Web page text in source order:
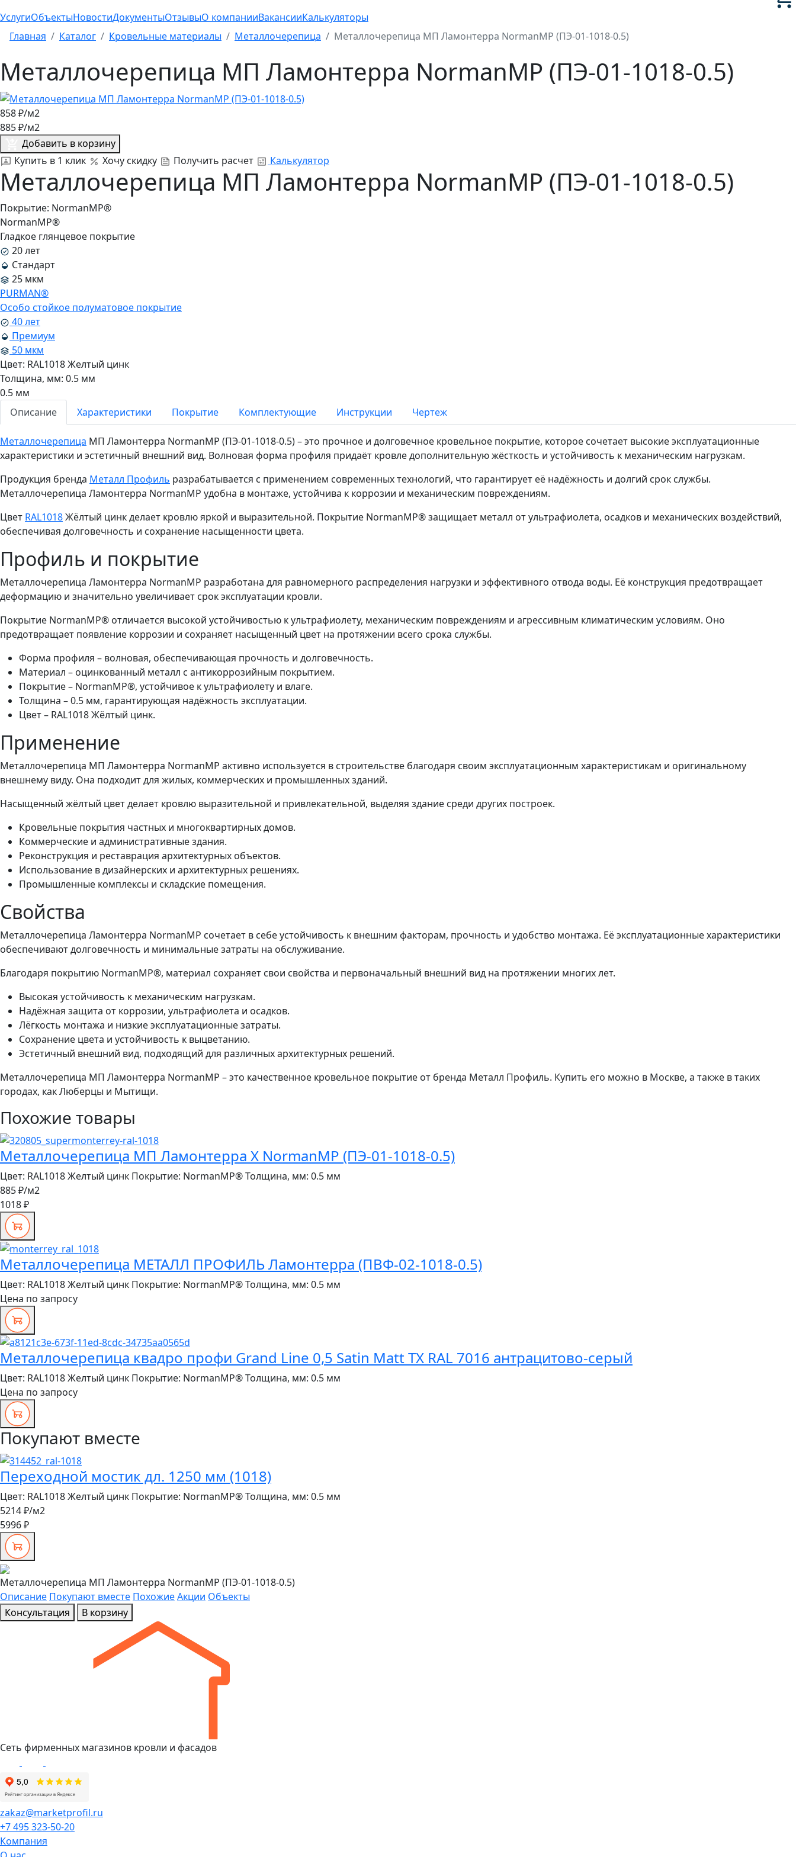
УслугиОбъектыНовостиДокументыОтзывыО компанииВакансииКалькуляторы
Главная
Каталог Кровельные материалы Металлочерепица Металлочерепица МП Ламонтерра NormanMP (ПЭ-01-1018-0.5)
Металлочерепица МП Ламонтерра NormanMP (ПЭ-01-1018-0.5)
858₽/м2
885₽/м2
Добавить в корзину
Купить в 1 клик
Хочу скидку Получить расчет Калькулятор
Металлочерепица МП Ламонтерра NormanMP (ПЭ-01-1018-0.5)
Покрытие: NormanMP®
NormanMP®
Гладкое глянцевое покрытие
20 лет
Стандарт
25 мкм
PURMAN®
Особо стойкое полуматовое покрытие
40 лет
Премиум
50 мкм
Цвет: RAL1018 Желтый цинк
Толщина, мм: 0.5 мм
0.5 мм
Описание
Характеристики Покрытие Комплектующие Инструкции Чертеж
Металлочерепица МП Ламонтерра NormanMP (ПЭ-01-1018-0.5) – это прочное и долговечное кровельное покрытие, которое сочетает высокие эксплуатационные
характеристики и эстетичный внешний вид. Волновая форма профиля придаёт кровле дополнительную жёсткость и устойчивость к механическим нагрузкам.
Продукция бренда Металл Профиль разрабатывается с применением современных технологий, что гарантирует её надёжность и долгий срок службы.
Металлочерепица Ламонтерра NormanMP удобна в монтаже, устойчива к коррозии и механическим повреждениям.
Цвет RAL1018Жёлтый цинк делает кровлю яркой и выразительной. Покрытие NormanMP® защищает металл от ультрафиолета, осадков и механических воздействий,
обеспечивая долговечность и сохранение насыщенности цвета.
Профиль и покрытие
Металлочерепица Ламонтерра NormanMP разработана для равномерного распределения нагрузки и эффективного отвода воды. Её конструкция предотвращает
деформацию и значительно увеличивает срок эксплуатации кровли.
Покрытие NormanMP® отличается высокой устойчивостью к ультрафиолету, механическим повреждениям и агрессивным климатическим условиям. Оно
предотвращает появление коррозии и сохраняет насыщенный цвет на протяжении всего срока службы.
Форма профиля – волновая, обеспечивающая прочность и долговечность.
Материал – оцинкованный металл с антикоррозийным покрытием.
Покрытие – NormanMP®, устойчивое к ультрафиолету и влаге.
Толщина – 0.5 мм, гарантирующая надёжность эксплуатации.
Цвет – RAL1018 Жёлтый цинк.
Применение
Металлочерепица МП Ламонтерра NormanMP активно используется в строительстве благодаря своим эксплуатационным характеристикам и оригинальному
внешнему виду. Она подходит для жилых, коммерческих и промышленных зданий.
Насыщенный жёлтый цвет делает кровлю выразительной и привлекательной, выделяя здание среди других построек.
Кровельные покрытия частных и многоквартирных домов.
Коммерческие и административные здания.
Реконструкция и реставрация архитектурных объектов.
Использование в дизайнерских и архитектурных решениях.
Промышленные комплексы и складские помещения.
Свойства
Металлочерепица Ламонтерра NormanMP сочетает в себе устойчивость к внешним факторам, прочность и удобство монтажа. Её эксплуатационные характеристики
обеспечивают долговечность и минимальные затраты на обслуживание.
Благодаря покрытию NormanMP®, материал сохраняет свои свойства и первоначальный внешний вид на протяжении многих лет.
Высокая устойчивость к механическим нагрузкам.
Надёжная защита от коррозии, ультрафиолета и осадков.
Лёгкость монтажа и низкие эксплуатационные затраты.
Сохранение цвета и устойчивость к выцветанию.
Эстетичный внешний вид, подходящий для различных архитектурных решений.
Металлочерепица МП Ламонтерра NormanMP – это качественное кровельное покрытие от бренда Металл Профиль. Купить его можно в Москве, а также в таких
городах, как Люберцы и Мытищи.
Похожие товары
Металлочерепица МП Ламонтерра X NormanMP (ПЭ-01-1018-0.5)
Цвет: RAL1018 Желтый цинк Покрытие: NormanMP®Толщина, мм: 0.5 мм
885 ₽/м2
1018 ₽
Металлочерепица МЕТАЛЛ ПРОФИЛЬ Ламонтерра (ПВФ-02-1018-0.5)
Цвет: RAL1018 Желтый цинк Покрытие: NormanMP®Толщина, мм: 0.5 мм
Цена по запросу
Металлочерепица квадро профи Grand Line 0,5 Satin Matt TX RAL 7016 антрацитово-серый
Цвет: RAL1018 Желтый цинк Покрытие: NormanMP®Толщина, мм: 0.5 мм
Цена по запросу
Покупают вместе
Переходной мостик дл. 1250 мм (1018)
Цвет: RAL1018 Желтый цинк Покрытие: NormanMP®Толщина, мм: 0.5 мм
5214 ₽/м2
5996 ₽
Металлочерепица МП Ламонтерра NormanMP (ПЭ-01-1018-0.5)
Описание Покупают вместе ПохожиеАкции Объекты
Консультация
В корзину
Сеть фирменных магазинов кровли и фасадов
zakaz@marketprofil.ru
+7 495 323-50-20
Компания